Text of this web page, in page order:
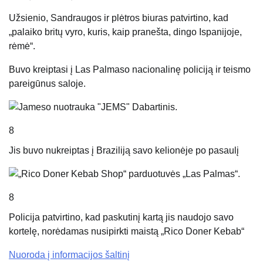
Užsienio, Sandraugos ir plėtros biuras patvirtino, kad
„palaiko britų vyro, kuris, kaip pranešta, dingo Ispanijoje,
rėmė“.
Buvo kreiptasi į Las Palmaso nacionalinę policiją ir teismo
pareigūnus saloje.
8
Jis buvo nukreiptas į Braziliją savo kelionėje po pasaulį
8
Policija patvirtino, kad paskutinį kartą jis naudojo savo
kortelę, norėdamas nusipirkti maistą „Rico Doner Kebab“
Nuoroda į informacijos šaltinį